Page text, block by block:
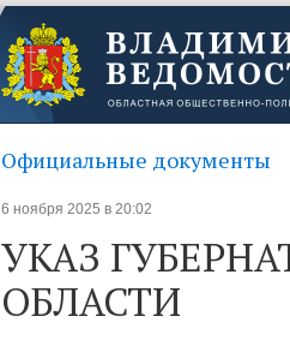
Официальные документы
6 ноября 2025 в 20:02
УКАЗ
ОБЛАСТИ